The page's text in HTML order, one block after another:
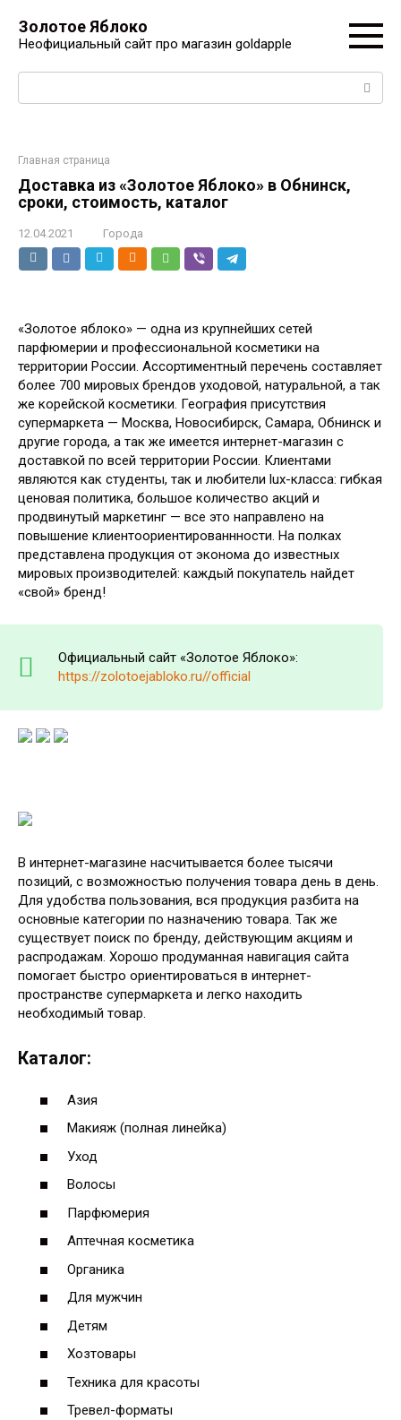
контенту
Золотое Яблоко
Неофициальный сайт про магазин goldapple
Поиск:
Главная страница
Доставка из «Золотое Яблоко» в Обнинск,
сроки, стоимость, каталог
12.04.2021 Города
«Золотое яблоко» — одна из крупнейших сетей
парфюмерии и профессиональной косметики на
территории России. Ассортиментный перечень составляет
более 700 мировых брендов уходовой, натуральной, а так
же корейской косметики. География присутствия
супермаркета — Москва, Новосибирск, Самара, Обнинск и
другие города, а так же имеется интернет-магазин с
доставкой по всей территории России. Клиентами
являются как студенты, так и любители lux-класса: гибкая
ценовая политика, большое количество акций и
продвинутый маркетинг — все это направлено на
повышение клиентоориентированнности. На полках
представлена продукция от эконома до известных
мировых производителей: каждый покупатель найдет
«свой» бренд!
Официальный сайт «Золотое Яблоко»:
https://zolotoejabloko.ru//official
В интернет-магазине насчитывается более тысячи
позиций, с возможностью получения товара день в день.
Для удобства пользования, вся продукция разбита на
основные категории по назначению товара. Так же
существует поиск по бренду, действующим акциям и
распродажам. Хорошо продуманная навигация сайта
помогает быстро ориентироваться в интернет-
пространстве супермаркета и легко находить
необходимый товар.
Каталог:
Азия
Макияж (полная линейка)
Уход
Волосы
Парфюмерия
Аптечная косметика
Органика
Для мужчин
Детям
Хозтовары
Техника для красоты
Тревел-форматы